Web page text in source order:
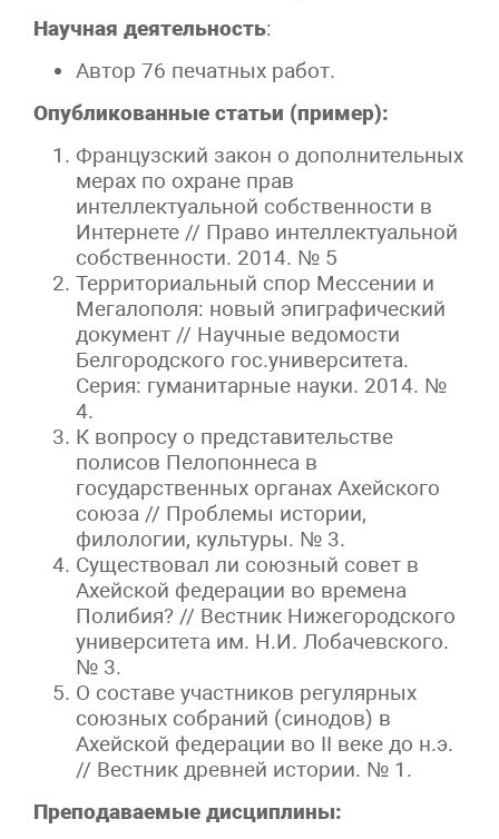
Научная деятельность:
Автор 76 печатных работ.
Опубликованные статьи (пример):
Французский закон о дополнительных
мерах по охране прав
интеллектуальной собственности в
Интернете // Право интеллектуальной
собственности. 2014. № 5
Территориальный спор Мессении и
Мегалополя: новый эпиграфический
документ // Научные ведомости
Белгородского гос.университета.
Серия: гуманитарные науки. 2014. №
4.
К вопросу о представительстве
полисов Пелопоннеса в
государственных органах Ахейского
союза // Проблемы истории,
филологии, культуры. № 3.
Существовал ли союзный совет в
Ахейской федерации во времена
Полибия? // Вестник Нижегородского
университета им. Н.И. Лобачевского.
№ 3.
О составе участников регулярных
союзных собраний (синодов) в
Ахейской федерации во II веке до н.э.
// Вестник древней истории. № 1.
Преподаваемые дисциплины: